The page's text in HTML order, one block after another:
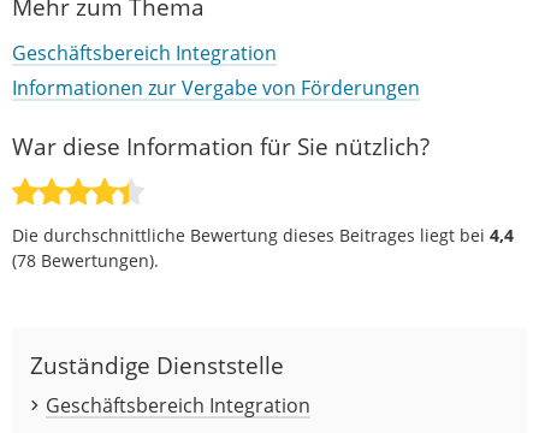
Geschäftsbereich Integration
Informationen zur Vergabe von Förderungen
War diese Information für Sie nützlich?
Die durchschnittliche Bewertung dieses Beitrages liegt bei 4,4
(78 Bewertungen).
Zuständige Dienststelle
Geschäftsbereich Integration